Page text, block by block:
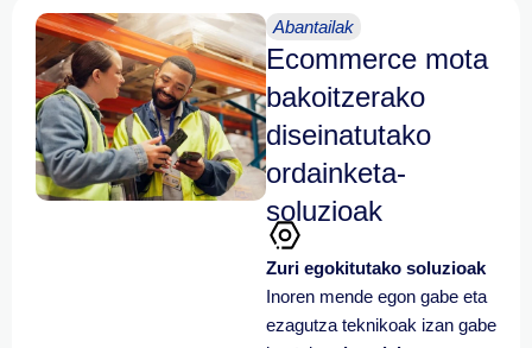
Abantailak
Ecommerce mota
bakoitzerako
diseinatutako
ordainketa-
soluzioak
Zuri egokitutako soluzioak
Inoren mende egon gabe eta
ezagutza teknikoak izan gabe